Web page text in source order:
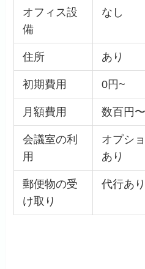
オフィス設
備
なし
住所 あり
初期費用 0円~
月額費用 数百円〜
会議室の利
用
オプシ
あり
郵便物の受
け取り
代行あり